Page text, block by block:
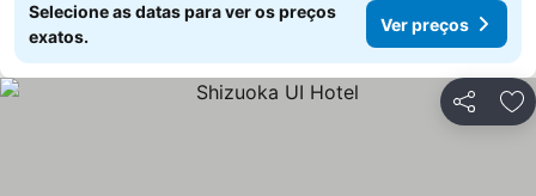
Selecione as datas para ver os preços
exatos.
Ver preços
Partilhar